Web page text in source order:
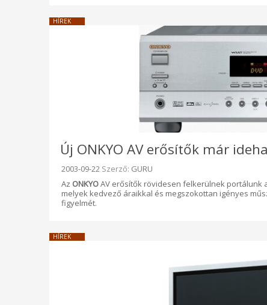
HÍREK
Új ONKYO AV erősítők már
Beküldve:
2003-09-22 Szerző: GURU
Az ONKYOAV erősítők rövidesen felkerülnek portálunk
melyek kedvező áraikkal és megszokottan igényes
figyelmét.
HÍREK